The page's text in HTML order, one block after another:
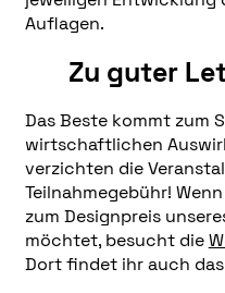
Auflagen.
Zu guter
Das Beste kommt zum
wirtschaftlichen
verzichten die
Teilnahmegebühr!
zum Designpreis
möchtet, besucht die
Dort findet ihr auch